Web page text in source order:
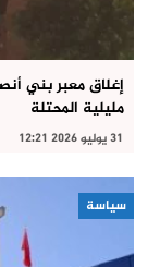
إغلاق معبر بني
مليلية المحتلة
31 يوليو 2026 12:21
سياسة